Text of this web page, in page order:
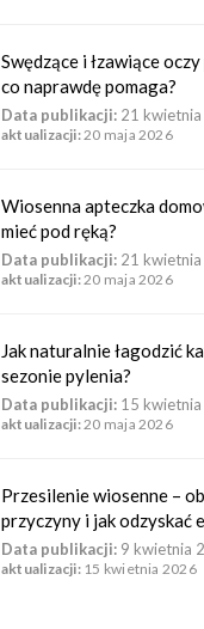
Swędzące i łzawiące
co naprawdę pomaga?
Data publikacji: 21
aktualizacji: 20 maja 2026
Wiosenna apteczka
mieć pod ręką?
Data publikacji: 21
aktualizacji: 20 maja 2026
Jak naturalnie łagodzić
sezonie pylenia?
Data publikacji: 15
aktualizacji: 20 maja 2026
Przesilenie wiosenne –
przyczyny i jak odzyskać
Data publikacji: 9 kwietnia
aktualizacji: 15 kwietnia 2026